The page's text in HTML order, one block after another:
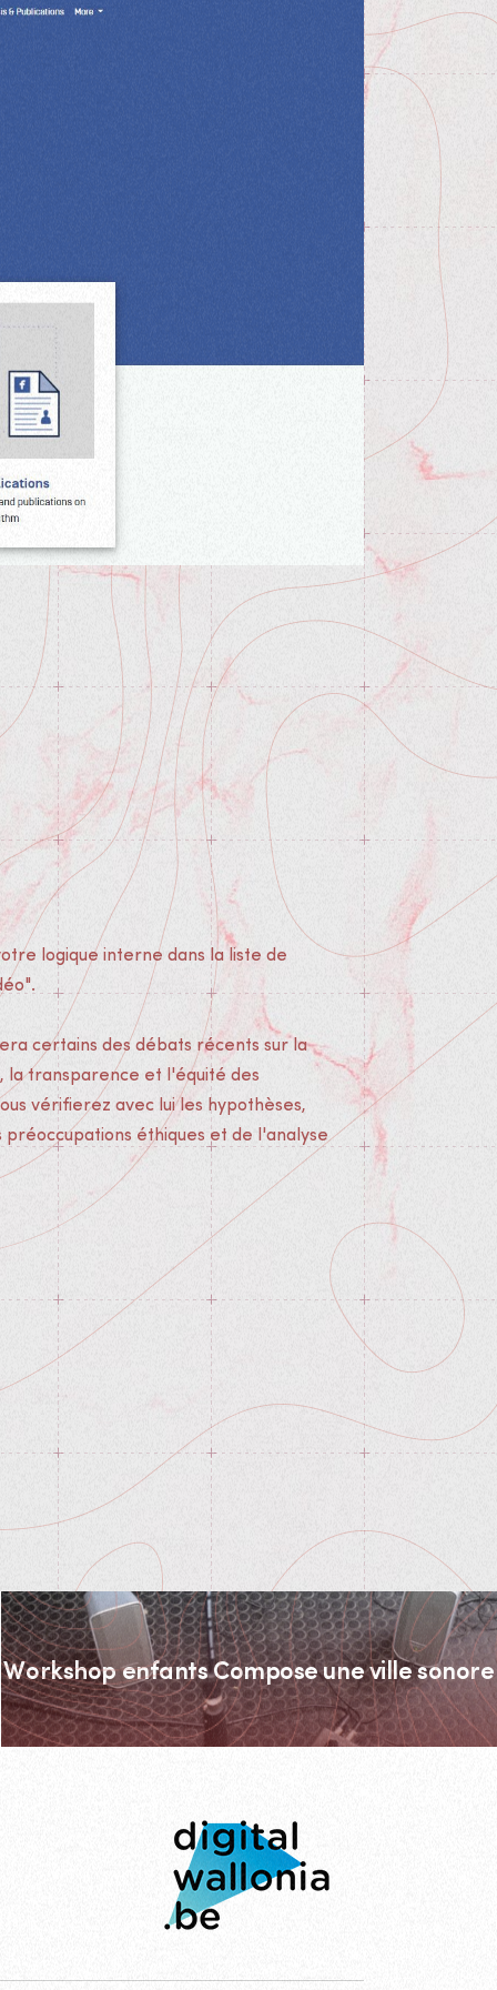
certains des débats récents sur la
la transparence et l'équité des
vérifierez avec lui les hypothèses,
préoccupations éthiques et de l'analyse
Workshop enfants Compose une ville sonore